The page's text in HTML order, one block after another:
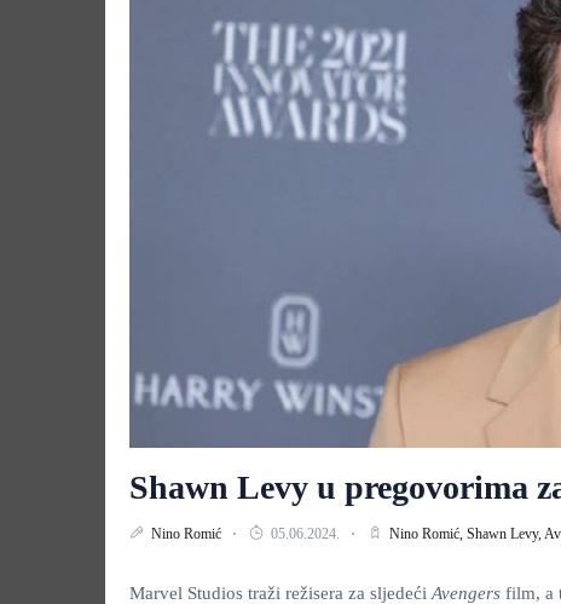
Shawn Levy u pregovorima
Nino Romić 05.06.2024. Nino Romić, Shawn Levy,
Marvel Studios traži režisera za sljedeći Avengers film, a